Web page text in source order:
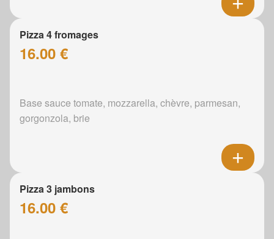
Pizza 4 fromages
16.00 €
Base sauce tomate, mozzarella, chèvre, parmesan,
gorgonzola, brie
Pizza 3 jambons
16.00 €